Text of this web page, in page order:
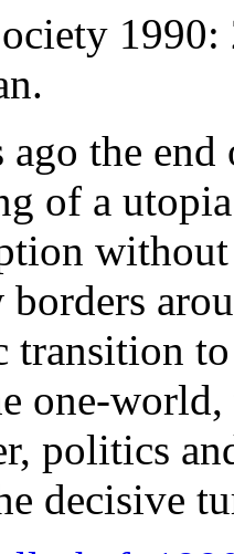
1990:
ago the
of a
borders
transition
one-world,
politics
decisive